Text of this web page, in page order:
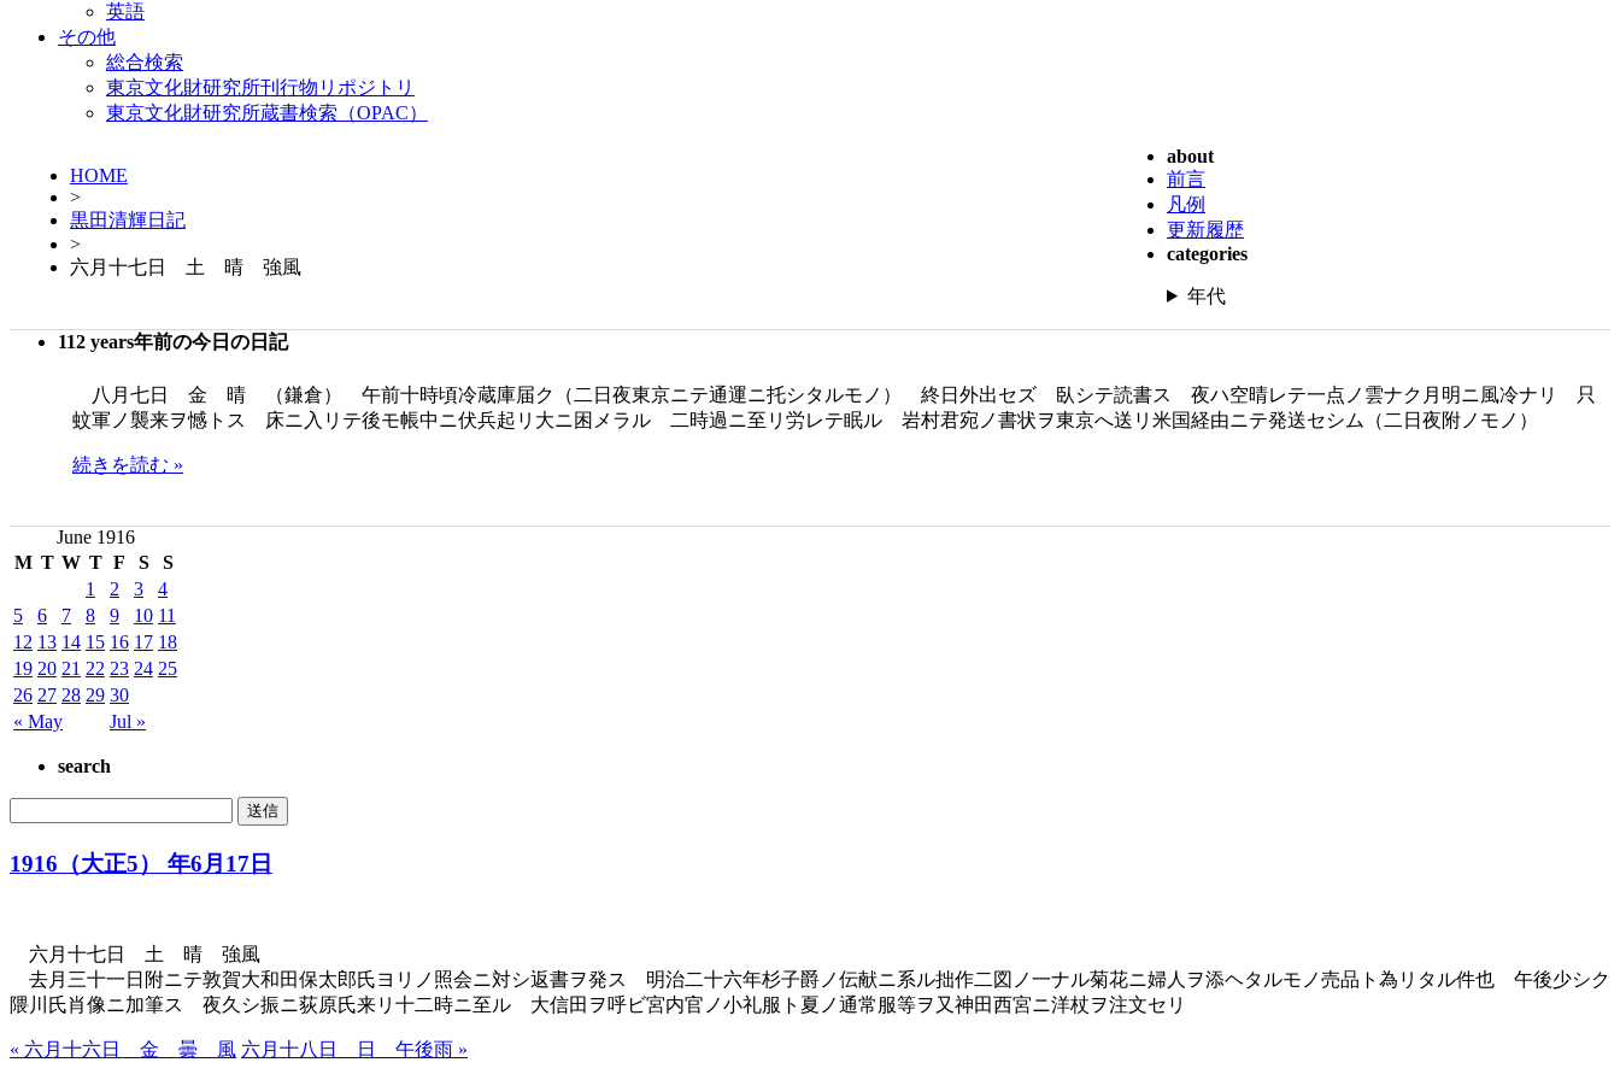
英語
その他
総合検索
東京文化財研究所刊行物リポジトリ
東京文化財研究所蔵書検索（OPAC）
HOME
>
黒田清輝日記
>
六月十七日 土 晴 強風
about
前言
凡例
更新履歴
categories
年代
112 years年前の今日の日記
八月七日 金 晴 （鎌倉） 午前十時頃冷蔵庫届ク（二日夜東京ニテ通運ニ托シタルモノ） 終日外出セズ 臥シテ読書ス 夜ハ空晴レテ一点ノ雲ナク月明ニ風冷ナリ 只
蚊軍ノ襲来ヲ憾トス 床ニ入リテ後モ帳中ニ伏兵起リ大ニ困メラル 二時過ニ至リ労レテ眠ル 岩村君宛ノ書状ヲ東京へ送リ米国経由ニテ発送セシム（二日夜附ノモノ）
続きを読む »
June 1916
M T W T F S S
« May Jul »
1 2 3
4
5
6 7 8 9 10 11
12 13 14 15 16 17 18
19 20 21 22 23 24 25
26 27 28 29 30
search
1916（大正5） 年6月17日
六月十七日 土 晴 強風
去月三十一日附ニテ敦賀大和田保太郎氏ヨリノ照会ニ対シ返書ヲ発ス 明治二十六年杉子爵ノ伝献ニ系ル拙作二図ノ一ナル菊花ニ婦人ヲ添ヘタルモノ売品ト為リタル件也 午後少シク
隈川氏肖像ニ加筆ス 夜久シ振ニ荻原氏来リ十二時ニ至ル 大信田ヲ呼ビ宮内官ノ小礼服ト夏ノ通常服等ヲ又神田西宮ニ洋杖ヲ注文セリ
« 六月十六日 金 曇 風 六月十八日 日 午後雨 »